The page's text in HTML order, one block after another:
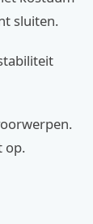
sluiten.
op.